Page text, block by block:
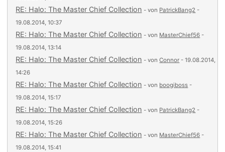
RE: Halo: The Master Chief Collection - von PatrickBang2 -
19.08.2014, 10:37
RE: Halo: The Master Chief Collection - von MasterChief56 -
19.08.2014, 13:14
RE: Halo: The Master Chief Collection - vonConnor - 19.08.2014,
14:26
RE: Halo: The Master Chief Collection - von boogiboss -
19.08.2014, 15:17
RE: Halo: The Master Chief Collection - von PatrickBang2 -
19.08.2014, 15:26
RE: Halo: The Master Chief Collection - von MasterChief56 -
19.08.2014, 15:41